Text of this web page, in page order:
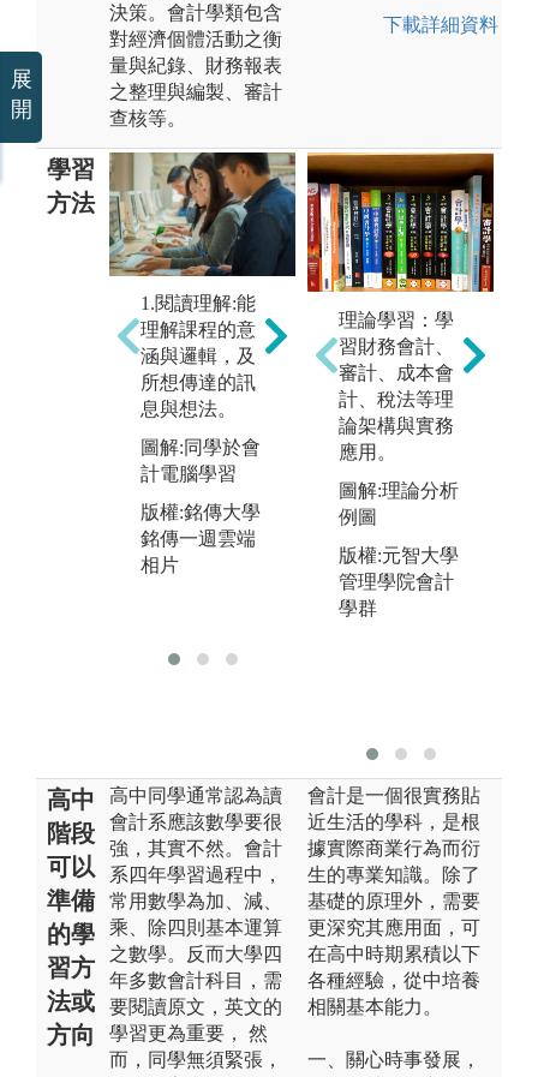
決策。會計學類包含
對經濟個體活動之衡
量與紀錄、財務報表
之整理與編製、審計
查核等。
下載詳細資料
學習
方法
1.閱讀理解:能
理解課程的意
涵與邏輯，及
所想傳達的訊
息與想法。
圖解:同學於會
計電腦學習
版權:銘傳大學
銘傳一週雲端
相片
力:閱讀數字、
文字資料時注
意細節，了解
數字之運用與
分析並能將其
類化、歸類。
圖解:助教輔導
同學課業
版權:銘傳大學
銘傳一週雲端
相片
理論學習：學
習財務會計、
審計、成本會
計、稅法等理
論架構與實務
應用。
圖解:理論分析
例圖
版權:元智大學
管理學院會計
學群
高中
階段
可以
準備
的學
習方
法或
方向
高中同學通常認為讀
會計系應該數學要很
強，其實不然。會計
系四年學習過程中，
常用數學為加、減、
乘、除四則基本運算
之數學。反而大學四
年多數會計科目，需
要閱讀原文，英文的
學習更為重要， 然
而，同學無須緊張，
會計是一個很實務貼
近生活的學科，是根
據實際商業行為而衍
生的專業知識。除了
基礎的原理外，需要
更深究其應用面，可
在高中時期累積以下
各種經驗，從中培養
相關基本能力。
一、關心時事發展，
展
開